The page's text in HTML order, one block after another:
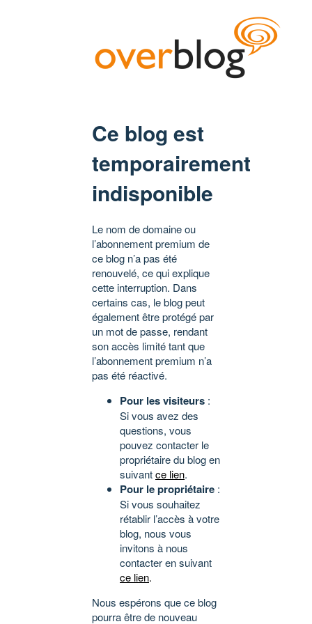
Ce blog est
temporairement
indisponible
Le nom de domaine ou
l’abonnement premium de
ce blog n’a pas été
renouvelé, ce qui explique
cette interruption. Dans
certains cas, le blog peut
également être protégé par
un mot de passe, rendant
son accès limité tant que
l’abonnement premium n’a
pas été réactivé.
Pour les visiteurs :
Si vous avez des
questions, vous
pouvez contacter le
propriétaire du blog en
suivantce lien.
Pour le propriétaire :
Si vous souhaitez
rétablir l’accès à votre
blog, nous vous
invitons à nous
contacter en suivant
ce lien.
Nous espérons que ce blog
pourra être de nouveau